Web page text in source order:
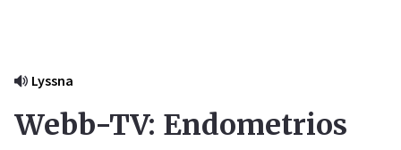
Lyssna
Webb-TV: Endometrios